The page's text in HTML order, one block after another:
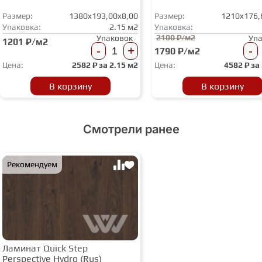
Размер:
1380x193,00x8,00
Упаковка:
2.15 м2
1201 ₽/м2 Упаковок
- +
Цена: 2582₽ за 2.15 м2
В корзину
Размер:
Упаковка:
2100 ₽/м2
1790 ₽/м2 -
Цена: 4582₽ за
В корзину
Смотрели ранее
Рекомендуем
Ламинат Quick Step
Perspective Hydro (Rus)